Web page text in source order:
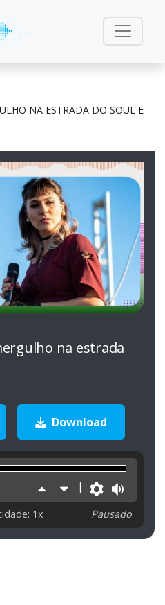
NA ESTRADA DO SOUL E
na estrada
Download
Aumentar
velocidade
Diminuir
velocidade
1x Pausado